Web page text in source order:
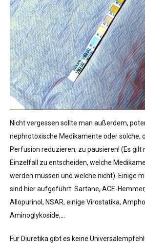
Nicht vergessen sollte man außerdem,
nephrotoxische Medikamente oder solche,
Perfusion reduzieren, zu pausieren! (Es
Einzelfall zu entscheiden, welche
werden müssen und welche nicht). Einige
sind hier aufgeführt: Sartane, ACE-
Allopurinol, NSAR, einige Virostatika,
Aminoglykoside,…
Für Diuretika gibt es keine